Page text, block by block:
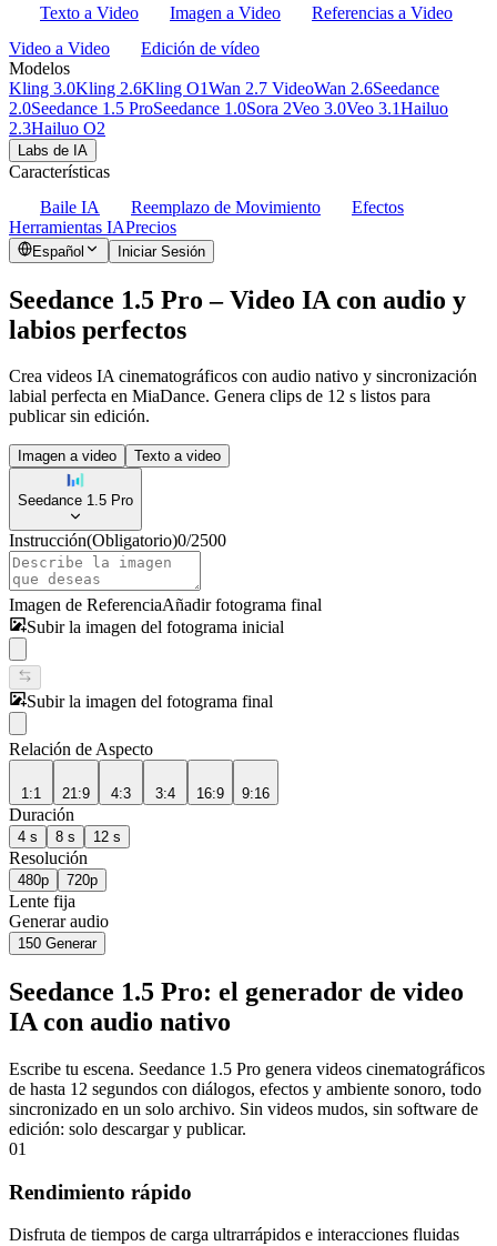
Texto a Video
Imagen a Video
Referencias a Video
Video a Video
Edición de vídeo
Modelos
Kling 3.0Kling 2.6Kling O1Wan 2.7 VideoWan 2.6Seedance
2.0Seedance 1.5 ProSeedance 1.0Sora 2Veo 3.0Veo 3.1Hailuo
2.3Hailuo O2
Labs de IA
Características
Baile IA
Reemplazo de Movimiento
Efectos
Herramientas IAPrecios
Español Iniciar Sesión
Seedance 1.5 Pro – Video IA con audio y
labios perfectos
Crea videos IA cinematográficos con audio nativo y sincronización
labial perfecta en MiaDance. Genera clips de 12 s listos para
publicar sin edición.
Imagen a video Texto a video
Seedance 1.5 Pro
Instrucción(Obligatorio)0/2500
Imagen de ReferenciaAñadir fotograma final
Subir la imagen del fotograma inicial
Subir la imagen del fotograma final
Relación de Aspecto
1:1 21:9 4:3 3:4 16:9 9:16
Duración
4 s 8 s 12 s
Resolución
480p 720p
Lente fija
Generar audio
150 Generar
Seedance 1.5 Pro: el generador de video
IA con audio nativo
Escribe tu escena. Seedance 1.5 Pro genera videos cinematográficos
de hasta 12 segundos con diálogos, efectos y ambiente sonoro, todo
sincronizado en un solo archivo. Sin videos mudos, sin software de
edición: solo descargar y publicar.
01
Rendimiento rápido
Disfruta de tiempos de carga ultrarrápidos e interacciones fluidas